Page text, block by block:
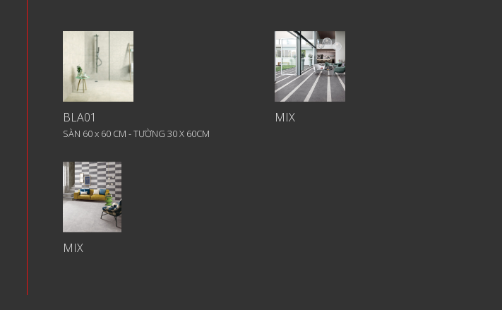
BLA01
SÀN 60 x 60 CM - TƯỜNG 30 X 60CM
MIX
MIX